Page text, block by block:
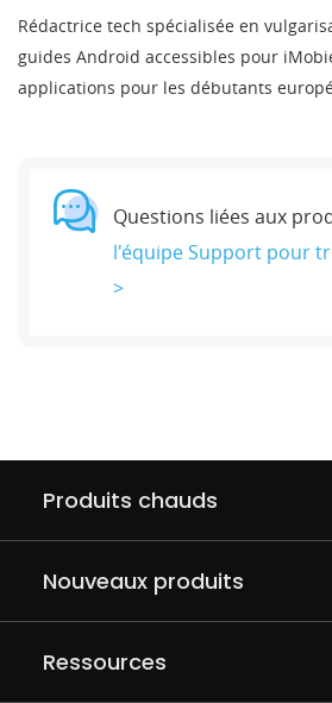
Rédactrice tech spécialisée en
guides Android accessibles pour
applications pour les débutants
Questions liées aux
l'équipe Support pour
>
Produits chauds
Nouveaux produits
Ressources